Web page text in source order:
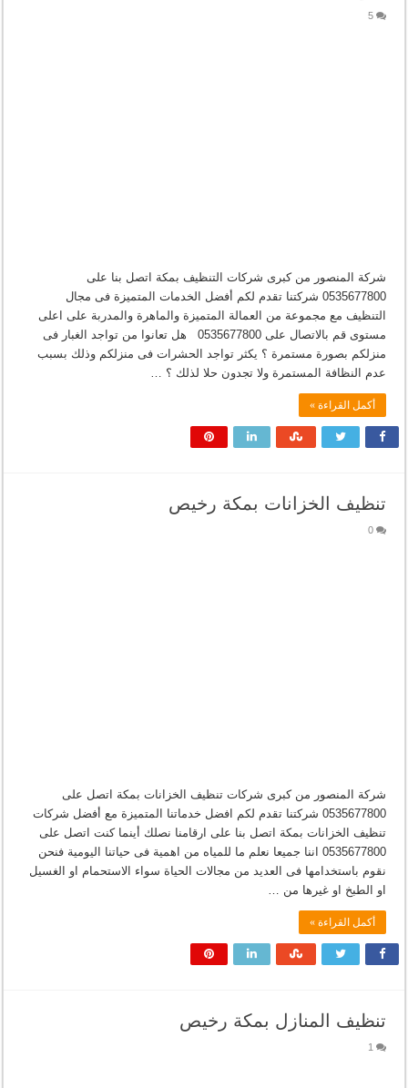
5
شركة المنصور من كبرى شركات التنظيف بمكة اتصل بنا على
0535677800 شركتنا تقدم لكم أفضل الخدمات المتميزة فى مجال
التنظيف مع مجموعة من العمالة المتميزة والماهرة والمدربة على اعلى
مستوى قم بالاتصال على 0535677800 هل تعانوا من تواجد الغبار فى
منزلكم بصورة مستمرة ؟ يكثر تواجد الحشرات فى منزلكم وذلك بسبب
عدم النظافة المستمرة ولا تجدون حلا لذلك ؟ …
أكمل القراءة »
تنظيف الخزانات بمكة رخيص
0
شركة المنصور من كبرى شركات تنظيف الخزانات بمكة اتصل على
0535677800 شركتنا تقدم لكم افضل خدماتنا المتميزة مع أفضل شركات
تنظيف الخزانات بمكة اتصل بنا على ارقامنا نصلك أينما كنت اتصل على
0535677800 اننا جميعا نعلم ما للمياه من اهمية فى حياتنا اليومية فنحن
نقوم باستخدامها فى العديد من مجالات الحياة سواء الاستحمام او الغسيل
او الطبخ او غيرها من …
أكمل القراءة »
تنظيف المنازل بمكة رخيص
1